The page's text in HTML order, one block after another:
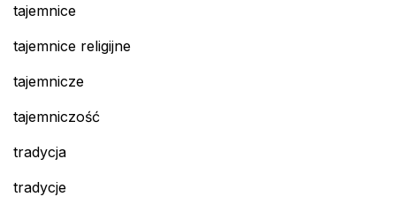
tajemnice
tajemnice religijne
tajemnicze
tajemniczość
tradycja
tradycje